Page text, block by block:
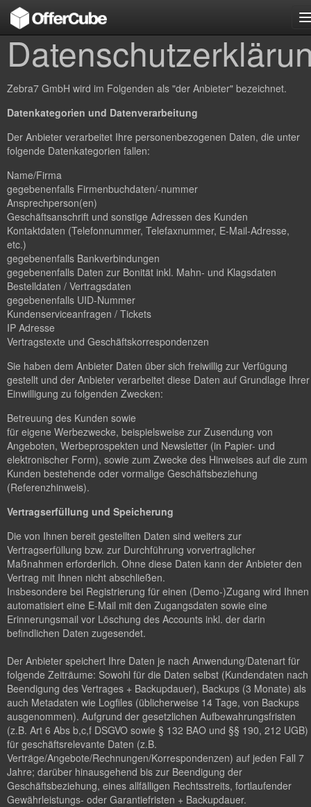
Zebra7 GmbH wird im Folgenden als "der Anbieter" bezeichnet.
Datenkategorien und Datenverarbeitung
Der Anbieter verarbeitet Ihre personenbezogenen Daten, die unter
folgende Datenkategorien fallen:
Name/Firma
gegebenenfalls Firmenbuchdaten/-nummer
Ansprechperson(en)
Geschäftsanschrift und sonstige Adressen des Kunden
Kontaktdaten (Telefonnummer, Telefaxnummer, E-Mail-Adresse,
etc.)
gegebenenfalls Bankverbindungen
gegebenenfalls Daten zur Bonität inkl. Mahn- und Klagsdaten
Bestelldaten / Vertragsdaten
gegebenenfalls UID-Nummer
Kundenserviceanfragen / Tickets
IP Adresse
Vertragstexte und Geschäftskorrespondenzen
Sie haben dem Anbieter Daten über sich freiwillig zur Verfügung
gestellt und der Anbieter verarbeitet diese Daten auf Grundlage Ihrer
Einwilligung zu folgenden Zwecken:
Betreuung des Kunden sowie
für eigene Werbezwecke, beispielsweise zur Zusendung von
Angeboten, Werbeprospekten und Newsletter (in Papier- und
elektronischer Form), sowie zum Zwecke des Hinweises auf die zum
Kunden bestehende oder vormalige Geschäftsbeziehung
(Referenzhinweis).
Vertragserfüllung und Speicherung
Die von Ihnen bereit gestellten Daten sind weiters zur
Vertragserfüllung bzw. zur Durchführung vorvertraglicher
Maßnahmen erforderlich. Ohne diese Daten kann der Anbieter den
Vertrag mit Ihnen nicht abschließen.
Insbesondere bei Registrierung für einen (Demo-)Zugang wird Ihnen
automatisiert eine E-Mail mit den Zugangsdaten sowie eine
Erinnerungsmail vor Löschung des Accounts inkl. der darin
befindlichen Daten zugesendet.
Der Anbieter speichert Ihre Daten je nach Anwendung/Datenart für
folgende Zeiträume: Sowohl für die Daten selbst (Kundendaten nach
Beendigung des Vertrages + Backupdauer), Backups (3 Monate) als
auch Metadaten wie Logfiles (üblicherweise 14 Tage, von Backups
ausgenommen). Aufgrund der gesetzlichen Aufbewahrungsfristen
(z.B. Art 6 Abs b,c,f DSGVO sowie § 132 BAO und §§ 190, 212 UGB)
für geschäftsrelevante Daten (z.B.
Verträge/Angebote/Rechnungen/Korrespondenzen) auf jeden Fall 7
Jahre; darüber hinausgehend bis zur Beendigung der
Geschäftsbeziehung, eines allfälligen Rechtsstreits, fortlaufender
Gewährleistungs- oder Garantiefristen + Backupdauer.